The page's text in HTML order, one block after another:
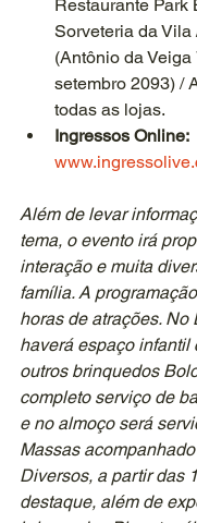
Restaurante Park
Sorveteria da Vila
(Antônio da
setembro 2093) /
todas as lojas.
Ingressos Online:
Além de levar
tema, o evento irá
interação e muita
família. A
horas de atrações. No
haverá espaço infantil
outros brinquedos
completo serviço de
e no almoço será
Massas
Diversos, a partir das
destaque, além de